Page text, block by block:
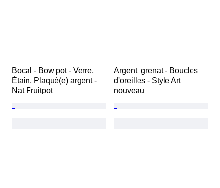
Bocal - Bowlpot - Verre,
Étain, Plaqué(e) argent -
Nat Fruitpot
Argent, grenat - Boucles
d'oreilles - Style Art
nouveau